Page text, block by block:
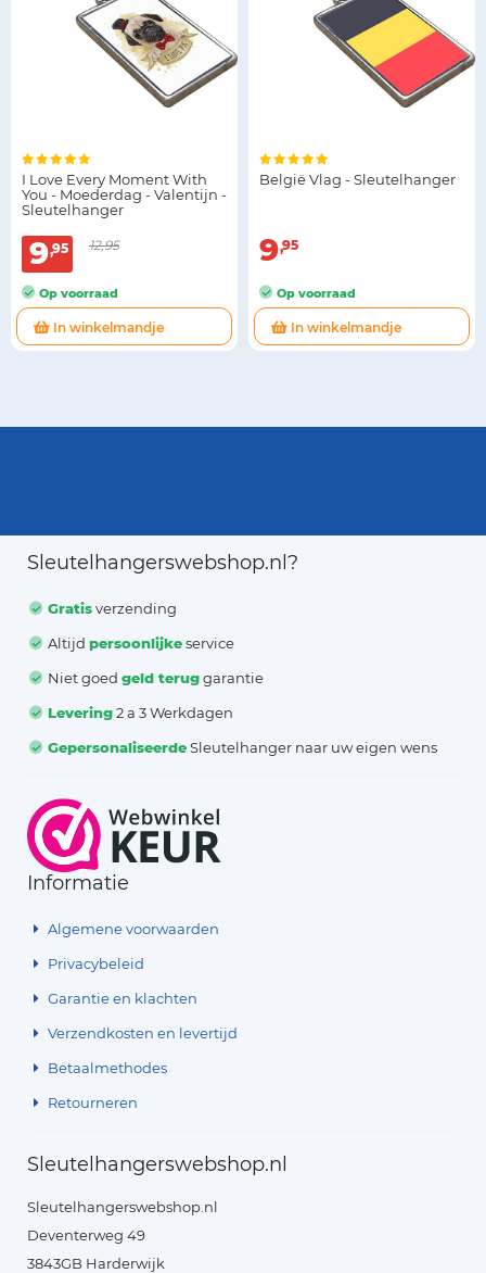
I Love Every Moment With
You - Moederdag - Valentijn -
Sleutelhanger
9 95 12,95
Op voorraad
In winkelmandje
België Vlag - Sleutelhanger
9 95
Op voorraad
In winkelmandje
Sleutelhangerswebshop.nl?
Gratisverzending
Altijdpersoonlijkeservice
Niet goedgeld teruggarantie
Levering2 a 3 Werkdagen
GepersonaliseerdeSleutelhanger naar uw eigen wens
Informatie
Algemene voorwaarden
Privacybeleid
Garantie en klachten
Verzendkosten en levertijd
Betaalmethodes
Retourneren
Sleutelhangerswebshop.nl
Sleutelhangerswebshop.nl
Deventerweg 49
3843GB Harderwijk